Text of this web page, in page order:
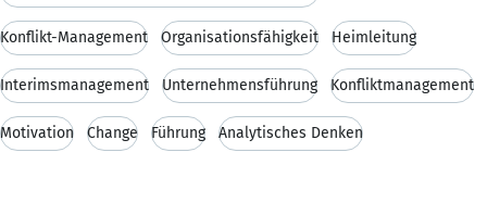
Konflikt-Management Organisationsfähigkeit Heimleitung
Interimsmanagement Unternehmensführung Konfliktmanagement
Motivation Change Führung Analytisches Denken